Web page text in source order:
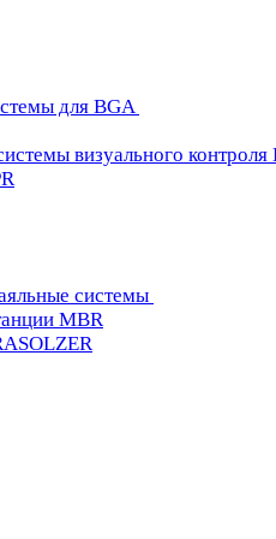
для BGA
визуального контроля
системы
MBR